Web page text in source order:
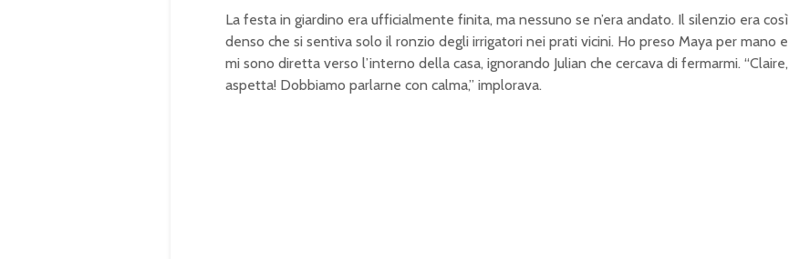
La festa in giardino era ufficialmente finita, ma nessuno se n’era andato. Il silenzio era così
denso che si sentiva solo il ronzio degli irrigatori nei prati vicini. Ho preso Maya per mano e
mi sono diretta verso l’interno della casa, ignorando Julian che cercava di fermarmi. “Claire,
aspetta! Dobbiamo parlarne con calma,” implorava.